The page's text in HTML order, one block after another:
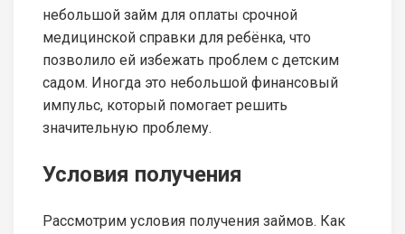
небольшой займ для оплаты срочной
медицинской справки для ребёнка, что
позволило ей избежать проблем с детским
садом. Иногда это небольшой финансовый
импульс, который помогает решить
значительную проблему.
Условия получения
Рассмотрим условия получения займов. Как